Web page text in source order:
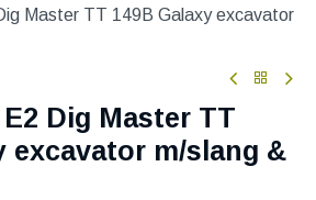
Master TT 149B Galaxy excavator
E2 Dig Master TT
excavator m/slang &